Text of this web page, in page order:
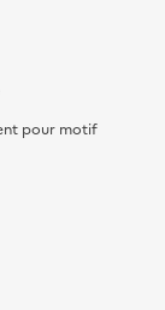
pour motif